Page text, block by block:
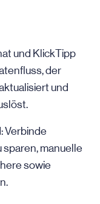
und KlickTipp
der
und
Verbinde
sparen, manuelle
sowie